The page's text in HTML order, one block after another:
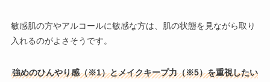
敏感肌の方やアルコールに敏感な方は、肌の状態を見ながら取り
入れるのがよさそうです。
強めのひんやり感（※1）とメイクキープ力（※5）を重視したい